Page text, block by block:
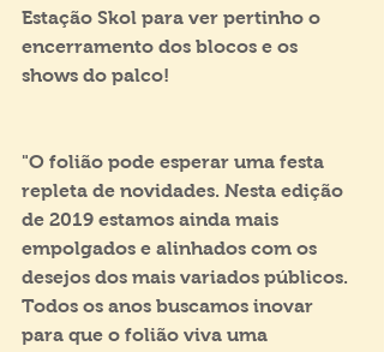
Estação Skol para ver pertinho o
encerramento dos blocos e os
shows do palco!
"O folião pode esperar uma festa
repleta de novidades. Nesta edição
de 2019 estamos ainda mais
empolgados e alinhados com os
desejos dos mais variados públicos.
Todos os anos buscamos inovar
para que o folião viva uma